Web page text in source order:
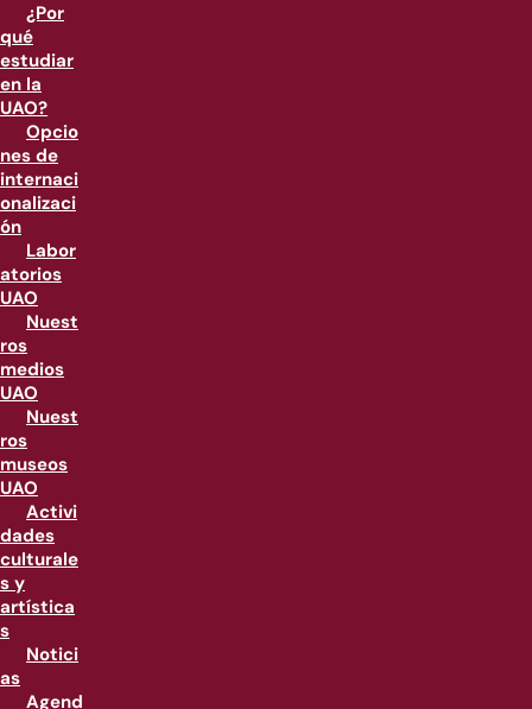
¿Por
qué
estudiar
en la
UAO?
Opcio
nes de
internaci
onalizaci
ón
Labor
atorios
UAO
Nuest
ros
medios
UAO
Nuest
ros
museos
UAO
Activi
dades
culturale
s y
artística
s
Notici
as
Agend